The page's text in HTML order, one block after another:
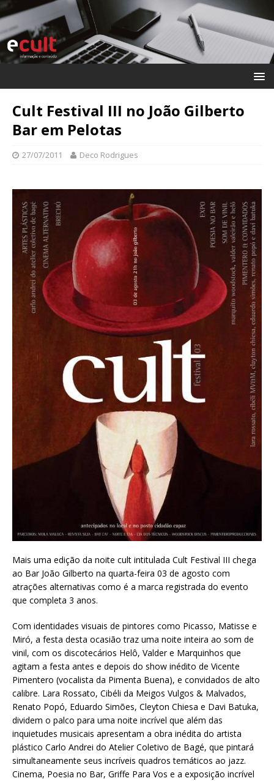
Cult Festival III no João Gilberto
Bar em Pelotas
27/07/2011 Deco Rodrigues
Mais uma edição da noite cult intitulada Cult Festival III chega
ao Bar João Gilberto na quarta-feira 03 de agosto com
atrações alternativas como é a marca registrada do evento
que completa 3 anos.
Com identidades visuais de pintores como Picasso, Matisse e
Miró, a festa desta ocasião traz uma noite inteira ao som de
vinil, com os discotecários Helô, Valder e Marquinhos que
agitam a festa antes e depois do show inédito de Vicente
Pimentero (vocalista da Pimenta Buena), e convidados de alto
calibre. Lara Rossato, Cibéli da Meigos Vulgos & Malvados,
Renato Popó, Eduardo Simões, Cleyton Chiesa e Davi Batuka,
dividem o palco para uma noite incrível que além das
inquietudes musicais apresentam a obra inédita do artista
plástico Carlo Andrei do Atelier Coletivo de Bagé, que pintará
simultaneamente seus incríveis quadros temáticos ao jazz.
Cinema, Poesia no Bar, Griffe Para Vos e a exposição incrível